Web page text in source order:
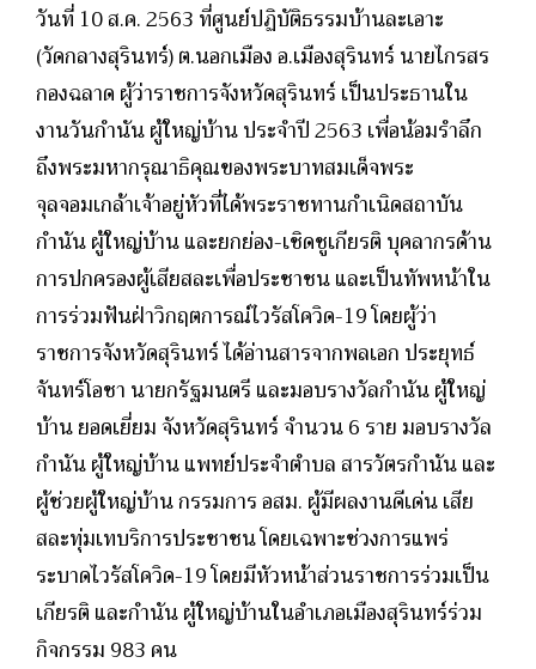
วันที่ 10 ส.ค. 2563 ที่ศูนย์ปฏิบัติธรรมบ้านละเอาะ
(วัดกลางสุรินทร์) ต.นอกเมือง อ.เมืองสุรินทร์ นายไกรสร
กองฉลาด ผู้ว่าราชการจังหวัดสุรินทร์ เป็นประธานใน
งานวันกำนัน ผู้ใหญ่บ้าน ประจำปี 2563 เพื่อน้อมรำลึก
ถึงพระมหากรุณาธิคุณของพระบาทสมเด็จพระ
จุลจอมเกล้าเจ้าอยู่หัวที่ได้พระราชทานกำเนิดสถาบัน
กำนัน ผู้ใหญ่บ้าน และยกย่อง-เชิดชูเกียรติ บุคลากรด้าน
การปกครองผู้เสียสละเพื่อประชาชน และเป็นทัพหน้าใน
การร่วมฟันฝ่าวิกฤตการณ์ไวรัสโควิด-19โดยผู้ว่า
ราชการจังหวัดสุรินทร์ ได้อ่านสารจากพลเอก ประยุทธ์
จันทร์โอชา นายกรัฐมนตรี และมอบรางวัลกำนัน ผู้ใหญ่
บ้าน ยอดเยี่ยม จังหวัดสุรินทร์ จำนวน 6 ราย มอบรางวัล
กำนัน ผู้ใหญ่บ้าน แพทย์ประจำตำบล สารวัตรกำนัน และ
ผู้ช่วยผู้ใหญ่บ้าน กรรมการ อสม. ผู้มีผลงานดีเด่น เสีย
สละทุ่มเทบริการประชาชน โดยเฉพาะช่วงการแพร่
ระบาดไวรัสโควิด-19 โดยมีหัวหน้าส่วนราชการร่วมเป็น
เกียรติ และกำนัน ผู้ใหญ่บ้านในอำเภอเมืองสุรินทร์ร่วม
กิจกรรม 983 คน